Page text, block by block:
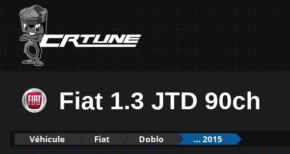
Fiat 1.3 JTD 90ch
Véhicule Fiat Doblo ... 2015